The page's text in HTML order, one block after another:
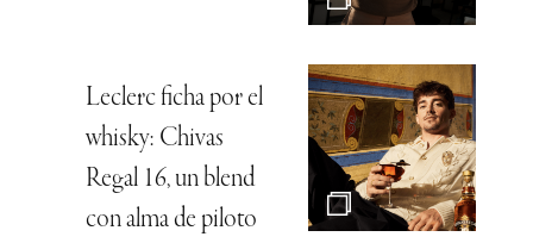
Leclerc ficha por el
whisky: Chivas
Regal 16, un blend
con alma de piloto